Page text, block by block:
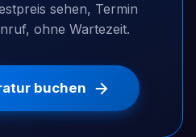
sehen, Termin
ohne Wartezeit.
buchen